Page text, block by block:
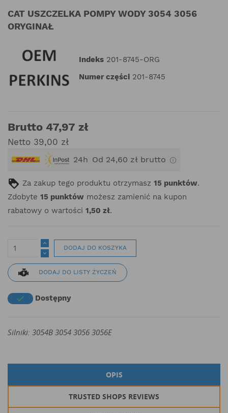
CAT USZCZELKA POMPY WODY 3054 3056
ORYGINAŁ
Indeks 201-8745-ORG
Numer części 201-8745
Brutto 47,97 zł
Netto 39,00 zł
24h Od 24,60 zł brutto
Za zakup tego produktu otrzymasz 15 punktów.
Zdobyte 15 punktów możesz zamienić na kupon
rabatowy o wartości 1,50 zł.
DODAJ DO KOSZYKA
DODAJ DO LISTY ŻYCZEŃ
 Dostępny
Silniki: 3054B 3054 3056 3056E
OPIS
TRUSTED SHOPS REVIEWS